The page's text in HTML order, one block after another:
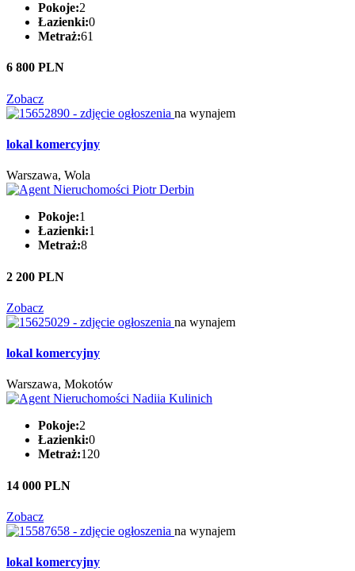
Pokoje:2
Łazienki:0
Metraż:61
6 800 PLN
Zobacz
na wynajem
lokal komercyjny
Warszawa, Wola
Pokoje:1
Łazienki:1
Metraż:8
2 200 PLN
Zobacz
na wynajem
lokal komercyjny
Warszawa, Mokotów
Pokoje:2
Łazienki:0
Metraż:120
14 000 PLN
Zobacz
na wynajem
lokal komercyjny